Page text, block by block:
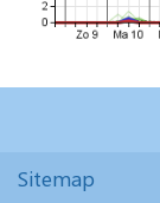
Sitemap